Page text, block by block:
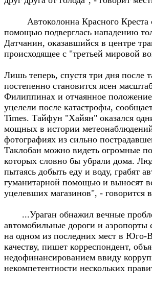
Автоколонна Красного Креста
помощью подверглась нападению
Датчанин, оказавшийся в центре
происходящее с "третьей мировой
Лишь теперь, спустя три дня после
постепенно становится ясен
Филиппинах и отчаянное
уцелели после катастрофы,
Times. Тайфун "Хайян" оказался
мощных в истории
фотографиях из сильно
Таклобан можно видеть огромные
которых словно бы убрали дома.
пытаясь добыть еду и воду, грабят
гуманитарной помощью и выносят
уцелевших магазинов", - говорится в
...Ураган обнажил вечные
автомобильные дороги и аэропорты
на одном из последних мест в Юго-
качеству, пишет корреспондент,
недофинансированием ввиду
некомпетентности нескольких